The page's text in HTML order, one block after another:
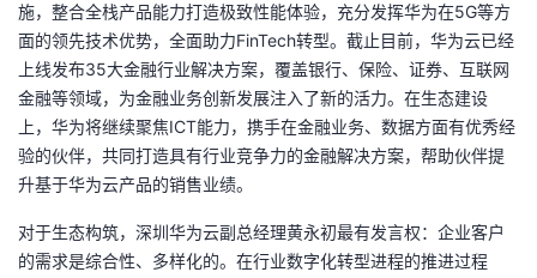
客
论
坛
的
圈
子
我
的
直
播
我
的
活
动
我
的
关
我
的
我
证
实
的
的
技
术
支
持
我
的
云
声
建
施，整合全栈产品能力打造极致性能体验，充分发挥华为在5G等方
面的领先技术优势，全面助力FinTech转型。截止目前，华为云已经
上线发布35大金融行业解决方案，覆盖银行、保险、证券、互联网
金融等领域，为金融业务创新发展注入了新的活力。在生态建设
上，华为将继续聚焦ICT能力，携手在金融业务、数据方面有优秀经
验的伙伴，共同打造具有行业竞争力的金融解决方案，帮助伙伴提
升基于华为云产品的销售业绩。
对于生态构筑，深圳华为云副总经理黄永初最有发言权：企业客户
的需求是综合性、多样化的。在行业数字化转型进程的推进过程